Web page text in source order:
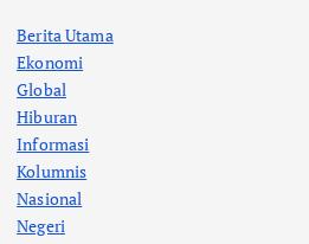
Berita Utama
Ekonomi
Global
Hiburan
Informasi
Kolumnis
Nasional
Negeri